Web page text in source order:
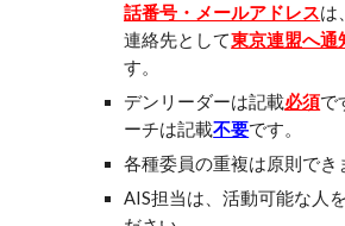
話番号・メールアドレスは
連絡先として東京連盟へ通
す。
デンリーダーは記載必須で
ーチは記載不要です。
各種委員の重複は原則でき
AIS担当は、活動可能な人